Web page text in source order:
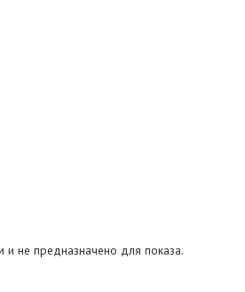
не предназначено для показа.